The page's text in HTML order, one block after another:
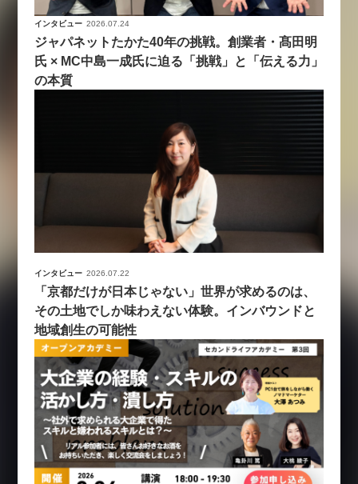
インタビュー 2026.07.24
ジャパネットたかた40年の挑戦。創業者・髙田明
氏 × MC中島一成氏に迫る「挑戦」と「伝える力」
の本質
インタビュー 2026.07.22
「京都だけが日本じゃない」世界が求めるのは、
その土地でしか味わえない体験。インバウンドと
地域創生の可能性